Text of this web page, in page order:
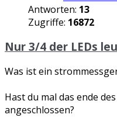
Antworten: 13
Zugriffe: 16872
Nur 3/4 der LEDs
Was ist ein
Hast du mal das ende
angeschlossen?